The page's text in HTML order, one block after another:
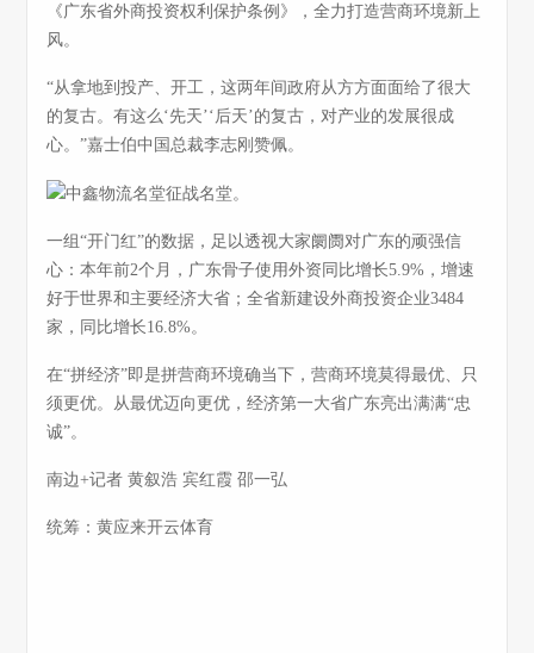
《广东省外商投资权利保护条例》，全力打造营商环境新上
风。
“从拿地到投产、开工，这两年间政府从方方面面给了很大
的复古。有这么‘先天’‘后天’的复古，对产业的发展很成
心。”嘉士伯中国总裁李志刚赞佩。
一组“开门红”的数据，足以透视大家阛阓对广东的顽强信
心：本年前2个月，广东骨子使用外资同比增长5.9%，增速
好于世界和主要经济大省；全省新建设外商投资企业3484
家，同比增长16.8%。
在“拼经济”即是拼营商环境确当下，营商环境莫得最优、只
须更优。从最优迈向更优，经济第一大省广东亮出满满“忠
诚”。
南边+记者 黄叙浩 宾红霞 邵一弘
统筹：黄应来开云体育